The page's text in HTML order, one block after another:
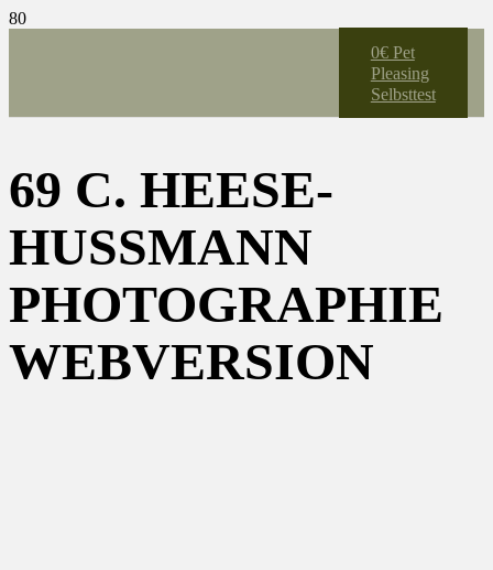
0€ Pet
Pleasing
Selbsttest
69 C. HEESE-
HUSSMANN P
HOTOGRAPHIE W
EBVERSION